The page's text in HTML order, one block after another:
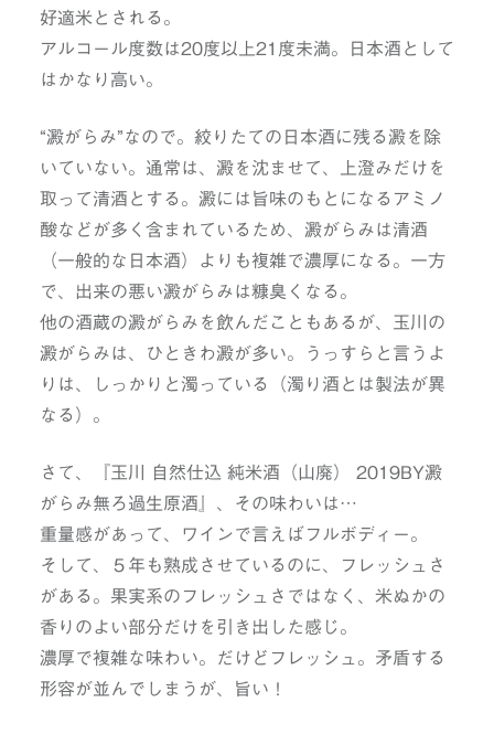
好適米とされる。
アルコール度数は20度以上21度未満。日本酒として
はかなり高い。
“澱がらみ”なので。絞りたての日本酒に残る澱を除
いていない。通常は、澱を沈ませて、上澄みだけを
取って清酒とする。澱には旨味のもとになるアミノ
酸などが多く含まれているため、澱がらみは清酒
（一般的な日本酒）よりも複雑で濃厚になる。一方
で、出来の悪い澱がらみは糠臭くなる。
他の酒蔵の澱がらみを飲んだこともあるが、玉川の
澱がらみは、ひときわ澱が多い。うっすらと言うよ
りは、しっかりと濁っている（濁り酒とは製法が異
なる）。
さて、『玉川 自然仕込 純米酒（山廃） 2019BY澱
がらみ無ろ過生原酒』、その味わいは…
重量感があって、ワインで言えばフルボディー。
そして、５年も熟成させているのに、フレッシュさ
がある。果実系のフレッシュさではなく、米ぬかの
香りのよい部分だけを引き出した感じ。
濃厚で複雑な味わい。だけどフレッシュ。矛盾する
形容が並んでしまうが、旨い！